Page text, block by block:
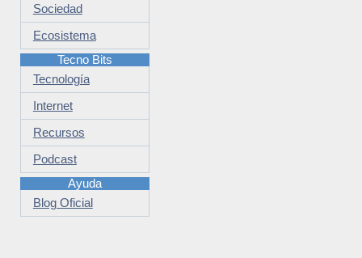
Sociedad
Ecosistema
Tecno Bits
Tecnología
Internet
Recursos
Podcast
Ayuda
Blog Oficial